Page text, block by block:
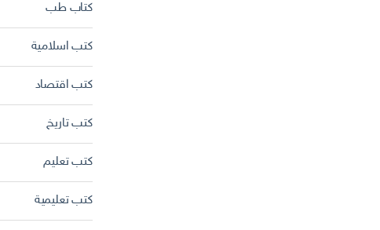
كتاب طب
كتب اسلامية
كتب اقتصاد
كتب تاريخ
كتب تعليم
كتب تعليمية